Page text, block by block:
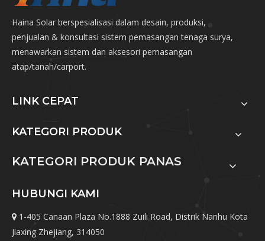
Haina Solar berspesialisasi dalam desain, produksi,
penjualan & konsultasi sistem pemasangan tenaga surya,
menawarkan sistem dan aksesori pemasangan
atap/tanah/carport.
LINK CEPAT
KATEGORI PRODUK
KATEGORI PRODUK PANAS
HUBUNGI KAMI
 1-405 Canaan Plaza No.1888 Zuili Road, Distrik Nanhu Kota
Jiaxing Zhejiang, 314050